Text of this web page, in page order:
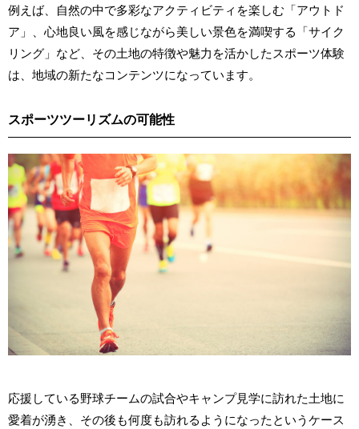
例えば、自然の中で多彩なアクティビティを楽しむ「アウトド
ア」、心地良い風を感じながら美しい景色を満喫する「サイク
リング」など、その土地の特徴や魅力を活かしたスポーツ体験
は、地域の新たなコンテンツになっています。
スポーツツーリズムの可能性
応援している野球チームの試合やキャンプ見学に訪れた土地に
愛着が湧き、その後も何度も訪れるようになったというケース